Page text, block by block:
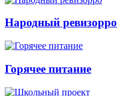
Народный ревизорро
Горячее питание